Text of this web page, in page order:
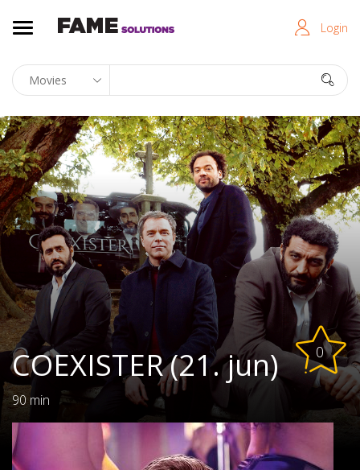
Login
COEXISTER (21. jun)
90 min
Rating:
0/10
0